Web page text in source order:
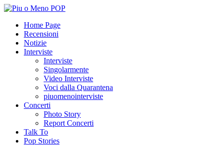
Home Page
Recensioni
Notizie
Interviste
Interviste
Singolarmente
Video Interviste
Voci dalla Quarantena
piuomenointerviste
Concerti
Photo Story
Report Concerti
Talk To
Pop Stories